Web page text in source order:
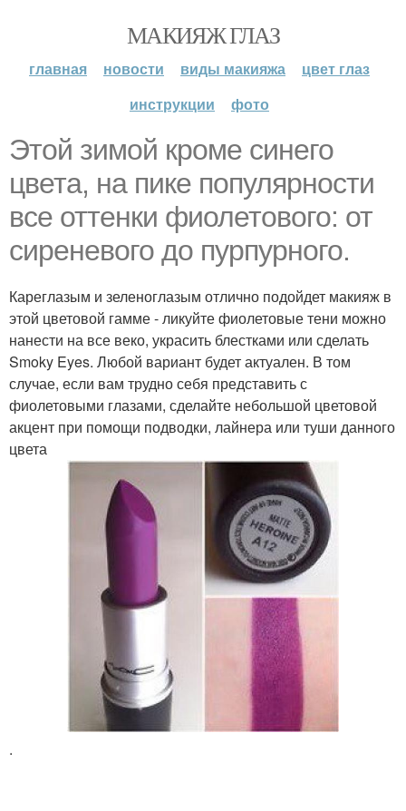
МАКИЯЖ ГЛАЗ
главная новости виды макияжа
цвет глаз
инструкции
фото
Этой зимой кроме синего
цвета, на пике популярности
все оттенки фиолетового: от
сиреневого до пурпурного.
Кареглазым и зеленоглазым отлично подойдет макияж в
этой цветовой гамме - ликуйте фиолетовые тени можно
нанести на все веко, украсить блестками или сделать
Smoky Eyes. Любой вариант будет актуален. В том
случае, если вам трудно себя представить с
фиолетовыми глазами, сделайте небольшой цветовой
акцент при помощи подводки, лайнера или туши данного
цвета
.